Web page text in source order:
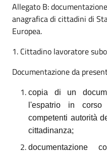
Allegato B:
anagrafica di cittadini di
Europea.
1. Cittadino lavoratore
Documentazione da
copia di un
l'espatrio in
competenti autorità
cittadinanza;
documentazione